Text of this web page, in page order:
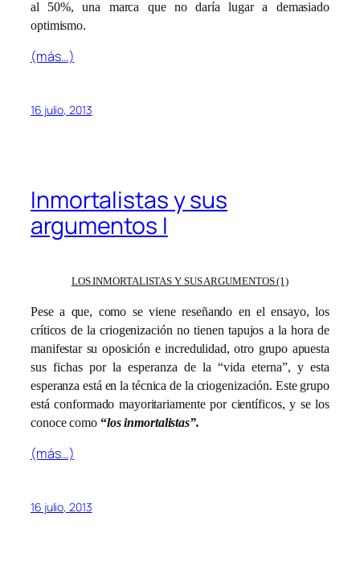
al 50%, una marca que no daría lugar a demasiado
optimismo.
(más…)
16 julio, 2013
Inmortalistas y sus
argumentos I
LOS INMORTALISTAS Y SUS ARGUMENTOS (1)
Pese a que, como se viene reseñando en el ensayo, los
críticos de la criogenización no tienen tapujos a la hora de
manifestar su oposición e incredulidad, otro grupo apuesta
sus fichas por la esperanza de la “vida eterna”, y esta
esperanza está en la técnica de la criogenización. Este grupo
está conformado mayoritariamente por científicos, y se los
conoce como “los inmortalistas”.
(más…)
16 julio, 2013